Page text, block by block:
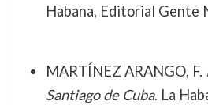
Habana, Editorial Gente
MARTÍNEZ ARANGO, F.
Santiago de Cuba. La